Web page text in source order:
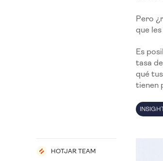
Pero
que
Es
tasa
qué
tienen
HOTJAR TEAM